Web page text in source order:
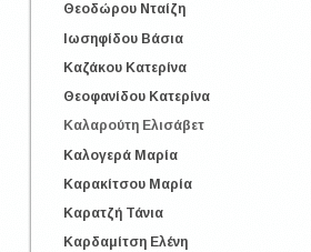
Θεοδώρου Νταίζη
Ιωσηφίδου Βάσια
Καζάκου Κατερίνα
Θεοφανίδου Κατερίνα
Καλαρούτη Ελισάβετ
Καλογερά Μαρία
Καρακίτσου Μαρία
Καρατζή Τάνια
Καρδαμίτση Ελένη